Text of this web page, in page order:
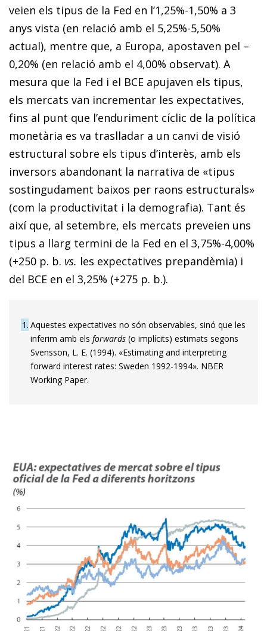
veien els tipus de la Fed en l’1,25%-1,50% a 3
anys vista (en relació amb el 5,25%-5,50%
actual), mentre que, a Europa, apostaven pel –
0,20% (en relació amb el 4,00% observat). A
mesura que la Fed i el BCE apujaven els tipus,
els mercats van incrementar les expectatives,
fins al punt que l’enduriment cíclic de la política
monetària es va traslladar a un canvi de visió
estructural sobre els tipus d’interès, amb els
inversors abandonant la narrativa de «tipus
sostingudament baixos per raons estructurals»
(com la productivitat i la demografia). Tant és
així que, al setembre, els mercats preveien uns
tipus a llarg termini de la Fed en el 3,75%-4,00%
(+250 p. b. vs. les expectatives prepandèmia) i
del BCE en el 3,25% (+275 p. b.).
1 Aquestes expectatives no són observables, sinó que les
inferim amb els forwards (o implícits) estimats segons
Svensson, L. E. (1994). «Estimating and interpreting
forward interest rates: Sweden 1992-1994». NBER
Working Paper.